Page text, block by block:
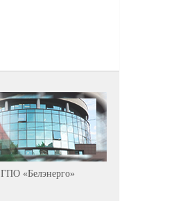
ГПО «Белэнерго»